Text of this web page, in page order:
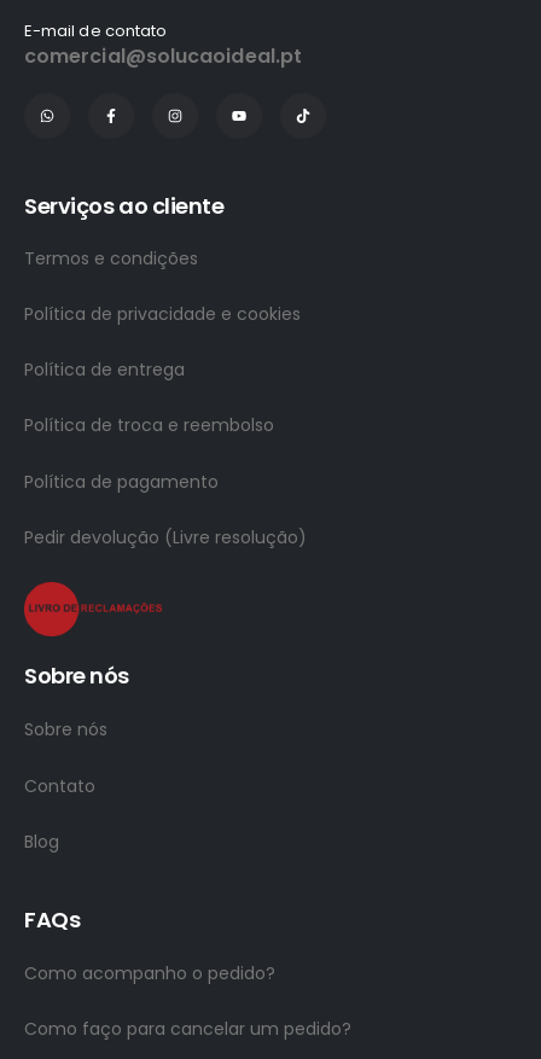
E-mail de contato
comercial@solucaoideal.pt
Serviços ao cliente
Termos e condições
Política de privacidade e cookies
Política de entrega
Política de troca e reembolso
Política de pagamento
Pedir devolução (Livre resolução)
Sobre nós
Sobre nós
Contato
Blog
FAQs
Como acompanho o pedido?
Como faço para cancelar um pedido?